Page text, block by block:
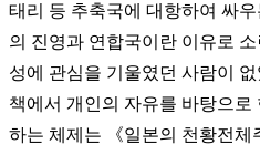
태리 등 추축국에 대항하여 싸
의 진영과 연합국이란 이유로
성에 관심을 기울였던 사람이
책에서 개인의 자유를 바탕으로
하는 체제는 《일본의 천황전체